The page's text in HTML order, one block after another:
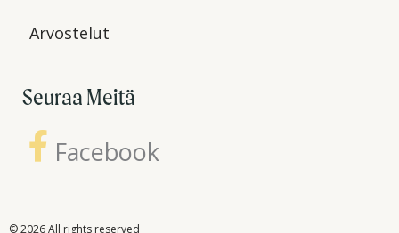
Arvostelut
Seuraa Meitä
Facebook
© 2026 All rights reserved